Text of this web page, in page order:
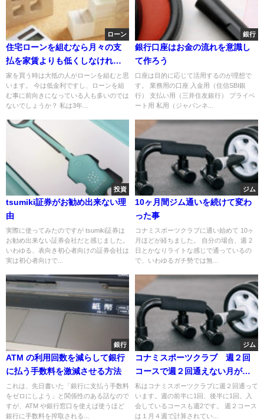
ローン
住宅ローンを組むなら月々の支
払を家賃よりも低くしなければ
いけない理由
家を買う時は大抵の人がローンを組むと思
います。 今は低金利ですし、ローンを組
む事に前向きになっている人も多いのでは
ないでしょうか？ 私は3年...
銀行
銀行口座はお金の流れを意識し
て作ろう
口座は目的に応じて活用するのが理想で
す。 業務用の口座 入金用（住信SBI銀
行） 支払い用（三井住友銀行） プライベ
ート用 私用（ジャパンネ...
投資
tsumiki証券がお勧め出来ない理
由
実際に使ってみたのですが tsumiki証券は
お勧め出来ない証券会社だと感じました。
いわゆる、表向き初心者向けの証券会社は
実は初心者向けで...
ジム
10ヶ月間ジム通いを続けて変わ
った事
コナミスポーツクラブに通い始めて 10ヶ
月ほどが経ちました。 自分の場合、週 2
日とかなりライトな感じで通っているの
で、いわゆるガチ勢では無...
銀行
ATM の利用回数を減らして銀行
に払う手数料を激減させる方法
これは、先日書いた「銀行に支払う手数料
をゼロにしよう」と関係性のある話なので
すが、ATM や銀行窓口を使えば使うほど
銀行に手数料を搾取される...
ジム
コナミスポーツクラブ 週２回
コースで週２回通えない月があ
ります
私はコナミスポーツクラブに週２回通って
います。週の前半に1回、後半に1回。入
会しているコースも週2です。 週２コース
は１月４週で計算されてい...